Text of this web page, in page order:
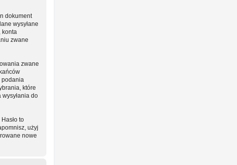
dokument
wysyłane
konta
zwane
zwane
podania
które
do
to
użyj
nowe